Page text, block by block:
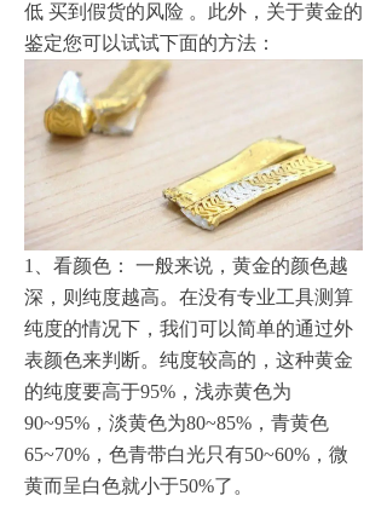
低 买到假货的风险 。此外，关于黄金的
鉴定您可以试试下面的方法：
1、看颜色： 一般来说，黄金的颜色越
深，则纯度越高。在没有专业工具测算
纯度的情况下，我们可以简单的通过外
表颜色来判断。纯度较高的，这种黄金
的纯度要高于95%，浅赤黄色为
90~95%，淡黄色为80~85%，青黄色
65~70%，色青带白光只有50~60%，微
黄而呈白色就小于50%了。